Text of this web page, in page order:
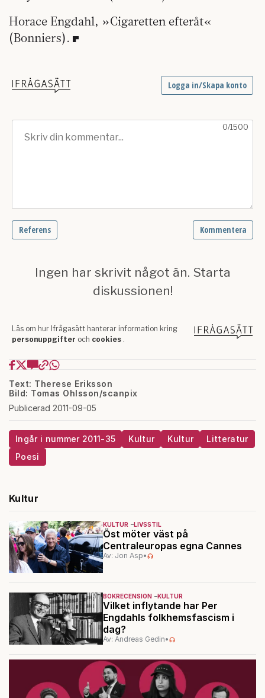
Horace Engdahl, »Cigaretten efteråt«
(Bonniers).
Text: Therese Eriksson
Bild: Tomas Ohlsson/scanpix
Publicerad 2011-09-05
Ingår i nummer 2011-35 Kultur Kultur
Litteratur
Poesi
Kultur
KULTUR LIVSSTIL
Öst möter väst på
Centraleuropas egna Cannes
Av: Jon Asp•
BOKRECENSION KULTUR
Vilket inflytande har Per
Engdahls folkhemsfascism i
dag?
Av: Andreas Gedin•